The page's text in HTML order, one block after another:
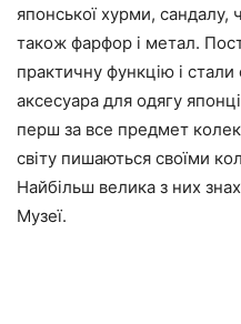
японської хурми,
також фарфор і метал.
практичну функцію і
аксесуара для одягу
перш за все предмет
світу пишаються своїми
Найбільш велика з них
Музеї.